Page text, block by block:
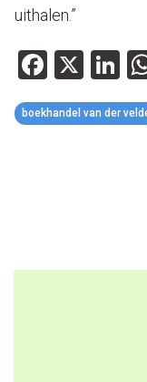
uithalen.”
X
boekhandel van der